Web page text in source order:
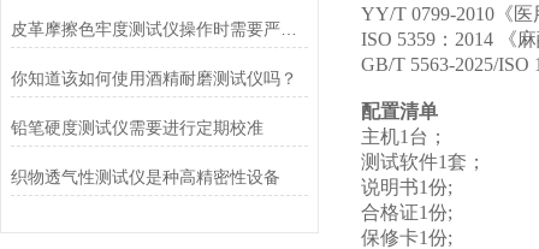
皮革摩擦色牢度测试仪操作时需要严格遵循规程
你知道该如何使用酒精耐磨测试仪吗？
铅笔硬度测试仪需要进行定期校准
织物透气性测试仪是种高精密性设备
YY/T 0799-2010《
ISO 5359：2014 《
GB/T 5563-2025/
配置清单
主机1台；
测试软件1套；
说明书1份;
合格证1份;
保修卡1份;